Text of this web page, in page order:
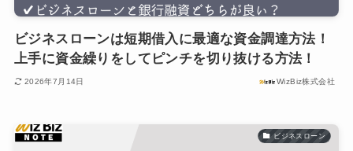
ビジネスローンは短期借入に最適な資金調達方法！
上手に資金繰りをしてピンチを切り抜ける方法！
2026年7月14日 WizBiz株式会社
ビジネスローン